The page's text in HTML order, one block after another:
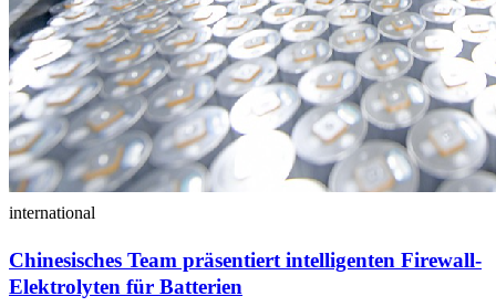
international
Chinesisches Team präsentiert intelligenten Firewall-
Elektrolyten für Batterien